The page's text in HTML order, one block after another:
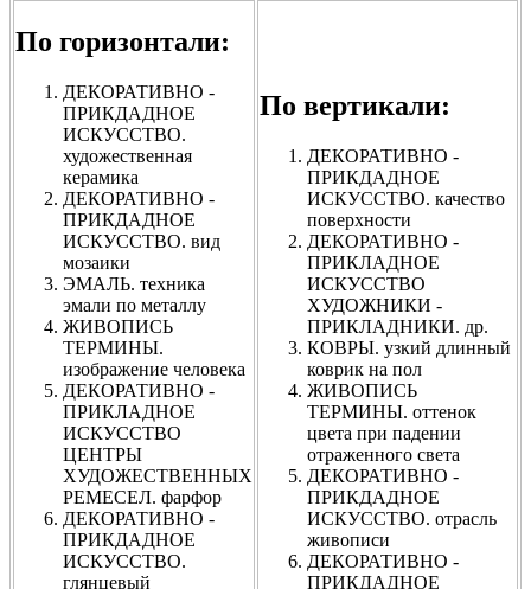
По горизонтали:
ДЕКОРАТИВНО -
ПРИКДАДНОЕ
ИСКУССТВО.
художественная
керамика
ДЕКОРАТИВНО -
ПРИКДАДНОЕ
ИСКУССТВО. вид
мозаики
ЭМАЛЬ. техника
эмали по металлу
ЖИВОПИСЬ
ТЕРМИНЫ.
изображение человека
ДЕКОРАТИВНО -
ПРИКЛАДНОЕ
ИСКУССТВО
ЦЕНТРЫ
ХУДОЖЕСТВЕННЫХ
РЕМЕСЕЛ. фарфор
ДЕКОРАТИВНО -
ПРИКДАДНОЕ
ИСКУССТВО.
глянцевый
По вертикали:
ДЕКОРАТИВНО -
ПРИКДАДНОЕ
ИСКУССТВО. качество
поверхности
ДЕКОРАТИВНО -
ПРИКЛАДНОЕ
ИСКУССТВО
ХУДОЖНИКИ -
ПРИКЛАДНИКИ. др.
КОВРЫ. узкий длинный
коврик на пол
ЖИВОПИСЬ
ТЕРМИНЫ. оттенок
цвета при падении
отраженного света
ДЕКОРАТИВНО -
ПРИКДАДНОЕ
ИСКУССТВО. отрасль
живописи
ДЕКОРАТИВНО -
ПРИКДАДНОЕ